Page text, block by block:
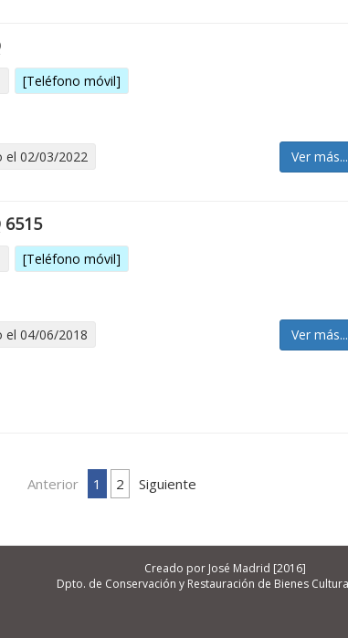
[Teléfono móvil]
el 02/03/2022 Ver más...
6515
[Teléfono móvil]
el 04/06/2018 Ver más...
Anterior 1 2 Siguiente
Creado por José Madrid [2016]
Dpto. de Conservación y Restauración de Bienes